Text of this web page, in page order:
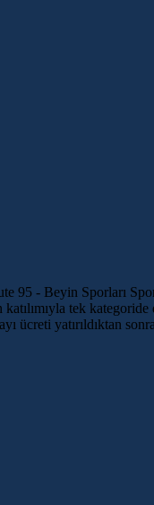
95 - Beyin Sporları
tek
ücreti yatırıldıktan